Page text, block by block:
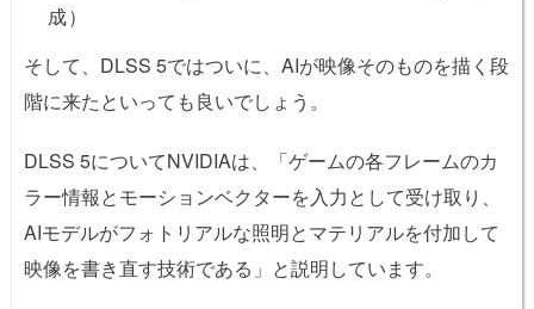
成）
そして、DLSS 5ではついに、AIが映像そのものを描く段
階に来たといっても良いでしょう。
DLSS 5についてNVIDIAは、「ゲームの各フレームのカ
ラー情報とモーションベクターを入力として受け取り、
AIモデルがフォトリアルな照明とマテリアルを付加して
映像を書き直す技術である」と説明しています。